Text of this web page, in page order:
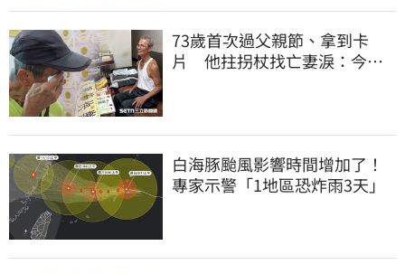
73歲首次過父親節、拿到卡
片 他拄拐杖找亡妻淚：今天
白海豚颱風影響時間增加了！
專家示警「1地區恐炸雨3天」